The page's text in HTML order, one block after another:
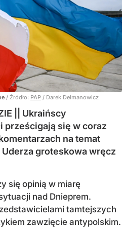
/ Źródło: PAP / Darek Delmanowicz
|| Ukraińscy
się w coraz
na temat
groteskowa wręcz
się opinią w miarę
nad Dnieprem.
tamtejszych
zawzięcie antypolskim.